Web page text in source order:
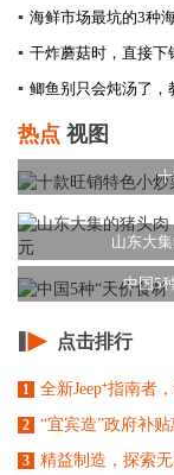
▪ 海鲜市场最坑的3种
▪ 干炸蘑菇时，直接下
▪ 鲫鱼别只会炖汤了，
热点 视图
山东大
中国5
点击排行
1 全新Jeep⁺指南者
2 “宜宾造”政府补
3 精益制造，探索